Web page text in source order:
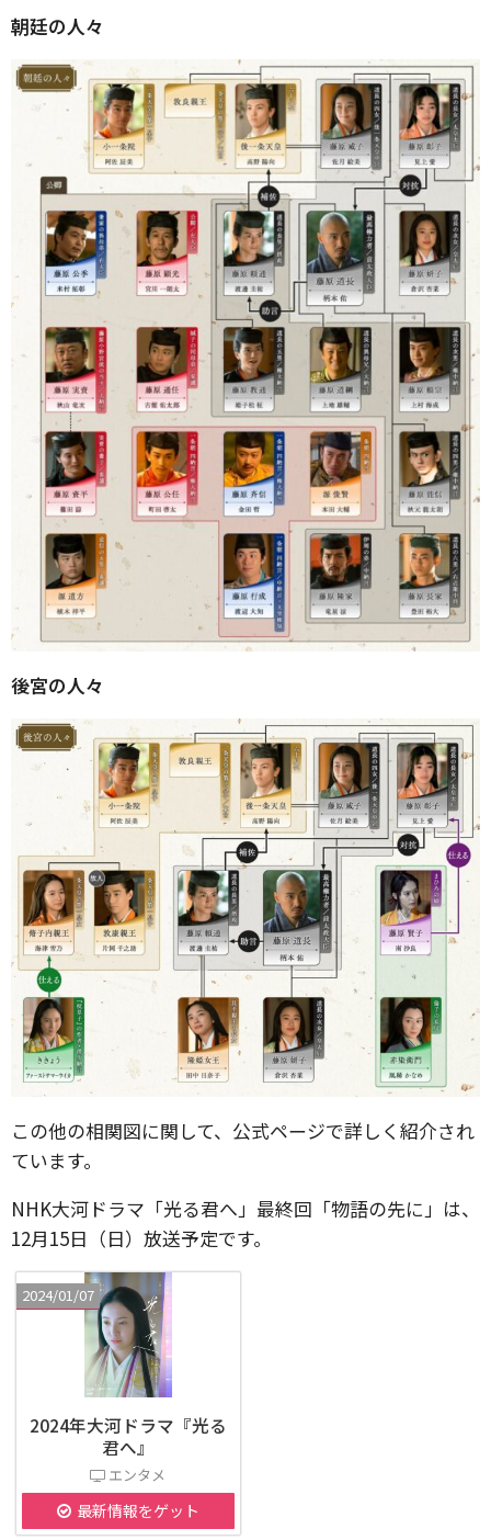
朝廷の人々
後宮の人々
この他の相関図に関して、公式ページで詳しく紹介され
ています。
NHK大河ドラマ「光る君へ」最終回「物語の先に」は、
12月15日（日）放送予定です。
2024/01/07
2024年大河ドラマ『光る
君へ』
エンタメ
最新情報をゲット